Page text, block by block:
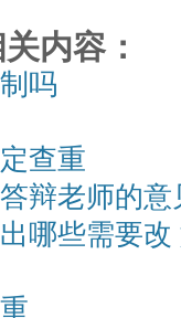
内容：
吗
查重
辩老师的
哪些需要